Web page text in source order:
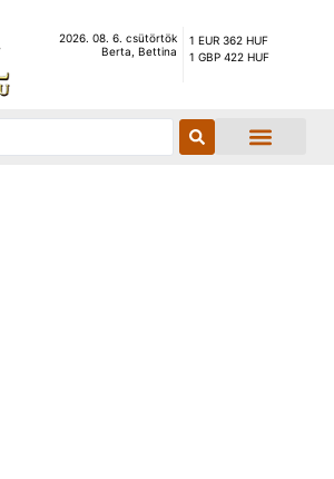
2026. 08. 6. csütörtök
Berta, Bettina
1 EUR 362 HUF
1 GBP 422 HUF